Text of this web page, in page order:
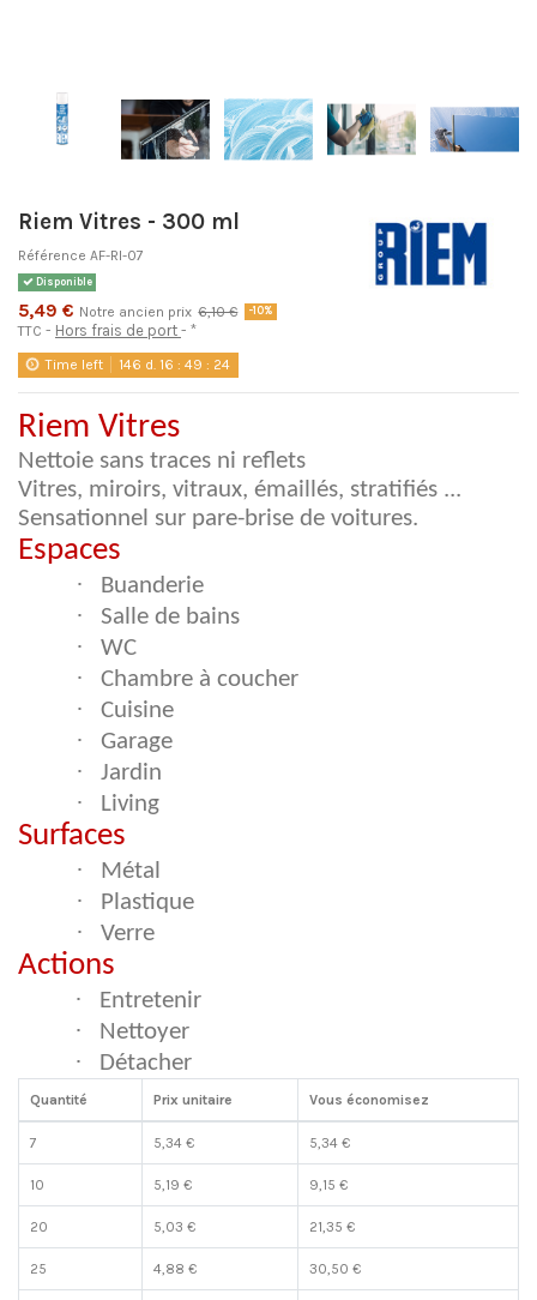
Riem Vitres - 300 ml
Référence AF-RI-07
Disponible
5,49 € Notre ancien prix 6,10 € -10%
TTC Hors frais de port *
Time left 146 d. 16 :49 : 24
Riem Vitres
Nettoie sans traces ni reflets
Vitres, miroirs, vitraux, émaillés, stratifiés ...
Sensationnel sur pare-brise de voitures.
Espaces
· Buanderie
· Salle de bains
· WC
· Chambre à coucher
· Cuisine
· Garage
· Jardin
· Living
Surfaces
· Métal
· Plastique
· Verre
Actions
· Entretenir
· Nettoyer
· Détacher
Quantité Prix unitaire Vous économisez
7 5,34 € 5,34 €
10 5,19 € 9,15 €
20 5,03 € 21,35 €
25 4,88 € 30,50 €